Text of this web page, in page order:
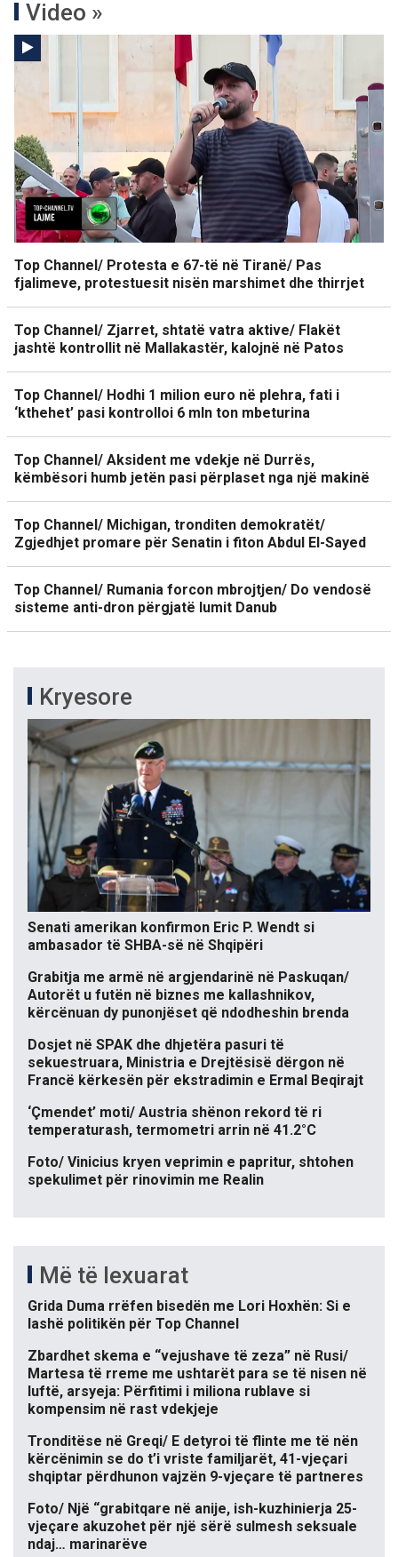
Video »
Top Channel/ Protesta e 67-të në Tiranë/ Pas
fjalimeve, protestuesit nisën marshimet dhe thirrjet
Top Channel/ Zjarret, shtatë vatra aktive/ Flakët
jashtë kontrollit në Mallakastër, kalojnë në Patos
Top Channel/ Hodhi 1 milion euro në plehra, fati i
‘kthehet’ pasi kontrolloi 6 mln ton mbeturina
Top Channel/ Aksident me vdekje në Durrës,
këmbësori humb jetën pasi përplaset nga një makinë
Top Channel/ Michigan, tronditen demokratët/
Zgjedhjet promare për Senatin i fiton Abdul El-Sayed
Top Channel/ Rumania forcon mbrojtjen/ Do vendosë
sisteme anti-dron përgjatë lumit Danub
Kryesore
Senati amerikan konfirmon Eric P. Wendt si
ambasador të SHBA-së në Shqipëri
Grabitja me armë në argjendarinë në Paskuqan/
Autorët u futën në biznes me kallashnikov,
kërcënuan dy punonjëset që ndodheshin brenda
Dosjet në SPAK dhe dhjetëra pasuri të
sekuestruara, Ministria e Drejtësisë dërgon në
Francë kërkesën për ekstradimin e Ermal Beqirajt
‘Çmendet’ moti/ Austria shënon rekord të ri
temperaturash, termometri arrin në 41.2°C
Foto/ Vinicius kryen veprimin e papritur, shtohen
spekulimet për rinovimin me Realin
Më të lexuarat
Grida Duma rrëfen bisedën me Lori Hoxhën: Si e
lashë politikën për Top Channel
Zbardhet skema e “vejushave të zeza” në Rusi/
Martesa të rreme me ushtarët para se të nisen në
luftë, arsyeja: Përfitimi i miliona rublave si
kompensim në rast vdekjeje
Tronditëse në Greqi/ E detyroi të flinte me të nën
kërcënimin se do t’i vriste familjarët, 41-vjeçari
shqiptar përdhunon vajzën 9-vjeçare të partneres
Foto/ Një “grabitqare në anije, ish-kuzhinierja 25-
vjeçare akuzohet për një sërë sulmesh seksuale
ndaj… marinarëve